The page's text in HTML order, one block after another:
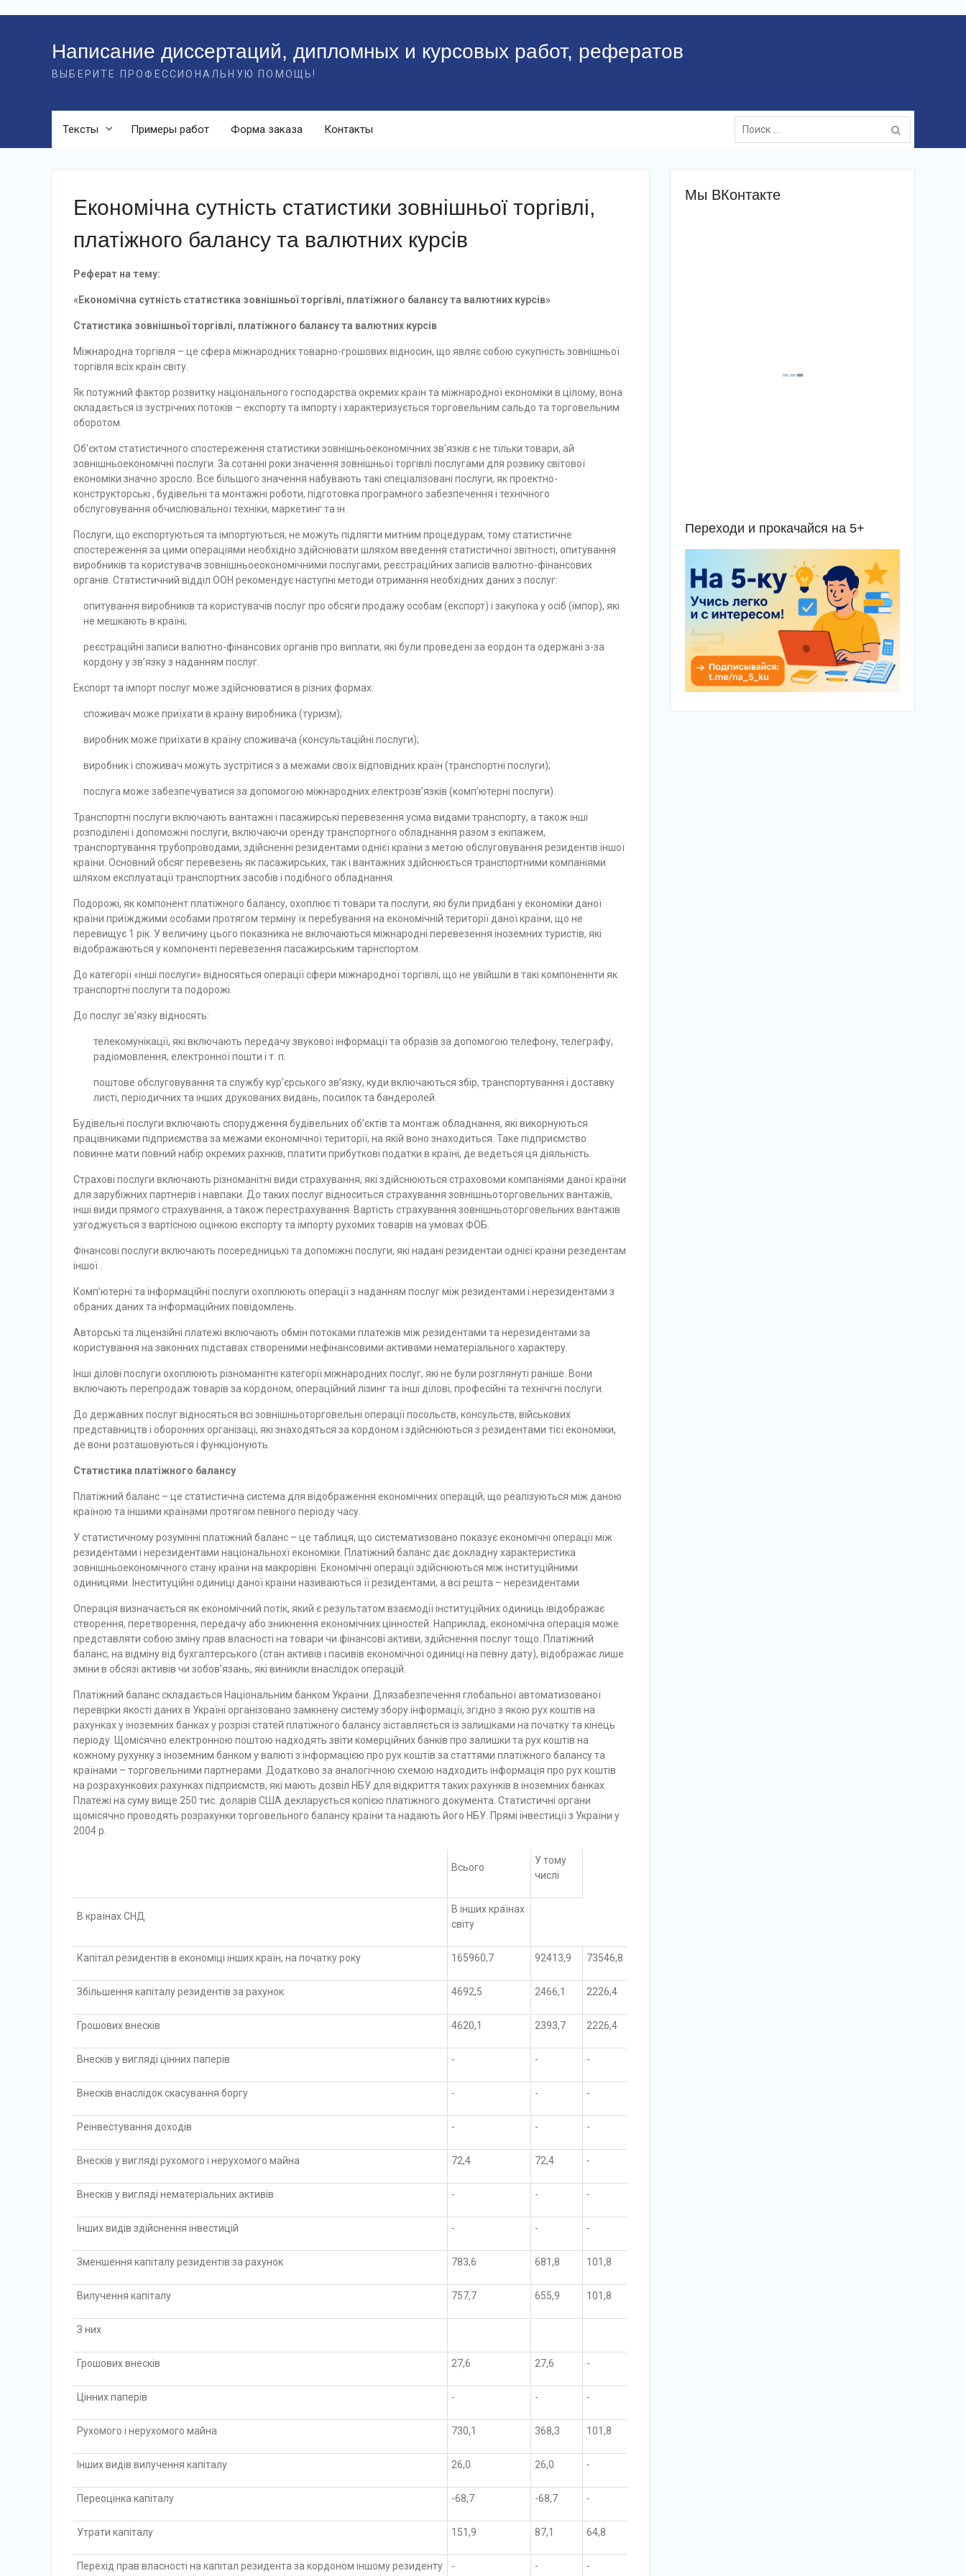
Написание диссертаций, дипломных и курсовых работ, рефератов
ВЫБЕРИТЕ ПРОФЕССИОНАЛЬНУЮ ПОМОЩЬ!
Тексты Примеры работ Форма заказа Контакты
Поиск:
Економічна сутність статистики зовнішньої торгівлі,
платіжного балансу та валютних курсів
Реферат на тему:
«Економічна сутність статистика зовнішньої торгівлі, платіжного балансу та валютних курсів»
Статистика зовнішньої торгівлі, платіжного балансу та валютних курсів
Міжнародна торгівля – це сфера міжнародних товарно-грошових відносин, що являє собою сукупність зовнішньої
торгівля всіх країн світу.
Як потужний фактор розвитку національного господарства окремих країн та міжнародної економіки в цілому, вона
складається із зустрічних потоків – експорту та імпорту і характеризується торговельним сальдо та торговельним
оборотом.
Об’єктом статистичного спостереження статистики зовнішньоекономічних зв’язків є не тільки товари, ай
зовнішньоекономічні послуги. За сотанні роки значення зовнішньої торгівлі послугами для розвику світової
економіки значно зросло. Все більшого значення набувають такі спеціалізовані послуги, як проектно-
конструкторські , будівельні та монтажні роботи, підготовка програмного забезпечення і технічного
обслуговування обчислювальної техніки, маркетинг та ін.
Послуги, що експортуються та імпортуються, не можуть підлягти митним процедурам, тому статистичне
спостереження за цими операціями необхідно здійснювати шляхом введення статистичної звітності, опитування
виробників та користувачв зовнішньоеокономічними послугами, реєстраційних записів валютно-фінансових
органів. Статистичний відділ ООН рекомендує наступні методи отримання необхідних даних з послуг:
опитування виробників та користувачів послуг про обсяги продажу особам (експорт) і закупока у осіб (імпор), які
не мешкають в країні;
реєстраційні записи валютно-фінансових органів про виплати, які були проведені за еордон та одержані з-за
кордону у зв’язку з наданням послуг.
Експорт та імпорт послуг може здійснюватися в різних формах:
споживач може приїхати в країну виробника (туризм);
виробник може приїхати в країну споживача (консультаційні послуги);
виробник і споживач можуть зустрітися з а межами своїх відповідних країн (транспортні послуги);
послуга може забезпечуватися за допомогою міжнародних електрозв’язків (комп’ютерні послуги).
Транспортні послуги включають вантажні і пасажирські перевезення усіма видами транспорту, а також інші
розподілені і допоможні послуги, включаючи оренду транспортного обладнання разом з екіпажем,
транспортування трубопроводами, здійсненні резидентами однієї країни з метою обслуговування резидентів іншої
країни. Основний обсяг перевезень як пасажирських, так і вантажних здійснюється транспортними компаніями
шляхом експлуатації транспортних засобів і подібного обладнання.
Подорожі, як компонент платіжного балансу, охоплює ті товари та послуги, які були придбані у економіки даної
країни приїжджими особами протягом терміну їх перебування на економічній території даної країни, що не
перевищує 1 рік. У величину цього показника не включаються міжнародні перевезення іноземних туристів, які
відображаються у компоненті перевезення пасажирським тарнспортом.
До категорії «інші послуги» відносяться операції сфери міжнародної торгівлі, що не увійшли в такі компоненнти як
транспортні послуги та подорожі.
До послуг зв’язку відносять:
телекомунікації, які включають передачу звукової інформації та образів за допомогою телефону, телеграфу,
радіомовлення, електронної пошти і т. п.
поштове обслуговування та службу кур’єрського зв’язку, куди включаються збір, транспортування і доставку
листі, періодичних та інших друкованих видань, посилок та бандеролей.
Будівельні послуги включають спорудження будівельних об’єктів та монтаж обладнання, які викорнуються
працівниками підприємства за межами економічної території, на якій воно знаходиться. Таке підприємство
повинне мати повний набір окремих рахнків, платити прибуткові податки в країні, де ведеться ця діяльність.
Страхові послуги включають різноманітні види страхування, які здійснюються страховоми компаніями даної країни
для зарубіжних партнерів і навпаки. До таких послуг відноситься страхування зовнішньоторговельних вантажів,
інші види прямого страхування, а також перестрахування. Вартість страхування зовнішньоторговельних вантажів
узгоджується з вартісною оцінкою експорту та імпорту рухомих товарів на умовах ФОБ.
Фінансові послуги включають посередницькі та допоміжні послуги, які надані резидентаи однієї країни резедентам
іншої .
Комп’ютерні та інформаційні послуги охоплюють операції з наданням послуг між резидентами і нерезидентами з
обраних даних та інформаційних повідомлень.
Авторські та ліцензійні платежі включають обмін потоками платежів між резидентами та нерезидентами за
користування на законних підставах створеними нефінансовими активами нематеріального характеру.
Інші ділові послуги охоплюють різноманітні категорії міжнародних послуг, які не були розглянуті раніше. Вони
включають перепродаж товарів за кордоном, операційний лізинг та інші ділові, професійні та технічгні послуги.
До державних послуг відносяться всі зовнішньоторговельні операції посольств, консульств, військових
представництв і оборонних організаці, які знаходяться за кордоном і здійснюються з резидентами тієї економіки,
де вони розташовуються і функціонують.
Статистика платіжного балансу
Платіжний баланс – це статистична система для відображення економічних операцій, що реалізуються між даною
країною та іншими країнами протягом певного періоду часу.
У статистичному розумінні платіжний баланс – це таблиця, що систематизовано показує економічні операції між
резидентами і нерезидентами національнохї економіки. Платіжний баланс дає докладну характеристика
зовнішньоекономічного стану країни на макрорівні. Економічні операції здійснюються між інституційними
одиницями. Інеституційні одиниці даної країни називаються її резидентами, а всі решта – нерезидентами.
Операція визначається як економічний потік, який є результатом взаємодії інституційних одиниць івідображає
створення, перетворення, передачу або зникнення економічних цінностей. Наприклад, економічна операція може
представляти собою зміну прав власності на товари чи фінансові активи, здійснення послуг тощо. Платіжний
баланс, на відміну від бухгалтерського (стан активів і пасивів економічної одиниці на певну дату), відображає лише
зміни в обсязі активів чи зобов’язань, які виникли внаслідок операцій.
Платіжний баланс складається Національним банком України. Длязабезпечення глобальної автоматизованої
перевірки якості даних в Україні організовано замкнену систему збору інформації, згідно з якою рух коштів на
рахунках у іноземних банках у розрізі статей платіжного балансу зіставляється із залишками на початку та кінець
періоду. Щомісячно електронною поштою надходять звіти комерційних банків про залишки та рух коштів на
кожному рухунку з іноземним банком у валюті з інформацією про рух коштів за статтями платіжного балансу та
країнами – торговельними партнерами. Додатково за аналогічною схемою надходить інформація про рух коштів
на розрахункових рахунках підприємств, які мають дозвіл НБУ для відкриття таких рахунків в іноземних банках.
Платежі на суму вище 250 тис. доларів США декларується копією платіжного документа. Статистичні органи
щомісячно проводять розрахунки торговельного балансу країни та надають його НБУ. Прямі інвестиції з України у
2004 р.
Всього
У тому
числі
В країнах СНД
В інших країнах
світу
Капітал резидентів в економіці інших країн, на початку року 165960,7 92413,9 73546,8
Збільшення капіталу резидентів за рахунок 4692,5 2466,1 2226,4
Грошових внесків 4620,1 2393,7 2226,4
Внесків у вигляді цінних паперів - - -
Внесків внаслідок скасування боргу - - -
Реінвестування доходів - - -
Внесків у вигляді рухомого і нерухомого майна 72,4 72,4 -
Внесків у вигляді нематеріальних активів - - -
Інших видів здійснення інвестицій - - -
Зменшення капіталу резидентів за рахунок 783,6 681,8 101,8
Вилучення капіталу 757,7 655,9 101,8
З них
Грошових внесків 27,6 27,6 -
Цінних паперів - - -
Рухомого і нерухомого майна 730,1 368,3 101,8
Інших видів вилучення капіталу 26,0 26,0 -
Переоцінка капіталу -68,7 -68,7 -
Утрати капіталу 151,9 87,1 64,8
Перехід прав власності на капітал резидента за кордоном іншому резиденту - - -
Мы ВКонтакте
Переходи и прокачайся на 5+